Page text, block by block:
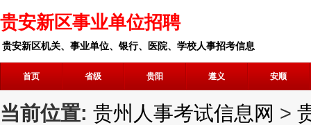
贵安新区事业单位招聘
贵安新区机关、事业单位、银行、医院、学校人事招考信息
首页 省级 贵阳 遵义 安顺
当前位置: 贵州人事考试信息网 >